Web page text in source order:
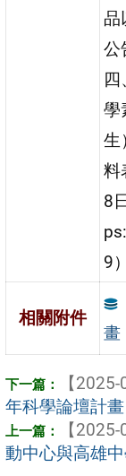
品
公
四
學
生
料
8
9
相關附件
畫
【2025-
年科學論壇計
【2025-
動中心與高雄